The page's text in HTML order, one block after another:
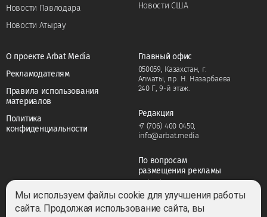
Новости Павлодара
Новости Атырау
Новости США
О проекте Arbat Media
Рекламодателям
Правила использования
материалов
Политика
конфиденциальности
Главный офис
050059, Казахстан, г.
Алматы, пр. Н. Назарбаева
240 Г, 9-й этаж.
Редакция
+7 (706) 400 0450,
info@arbat.media
По вопросам
размещения рекламы
adv@arbat.media
Мы используем файлы cookie для улучшения работы
сайта. Продолжая использование сайта, вы